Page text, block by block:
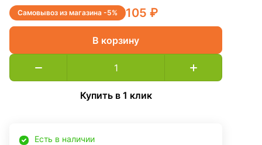
Самовывоз из магазина -5% 105 ₽
В корзину
Купить в 1 клик
Есть в наличии